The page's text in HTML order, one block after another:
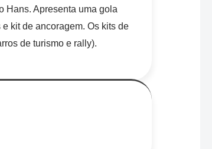
Hans. Apresenta uma gola
kit de ancoragem. Os kits de
de turismo e rally).